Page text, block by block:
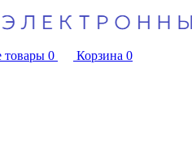
товары 0 Корзина 0